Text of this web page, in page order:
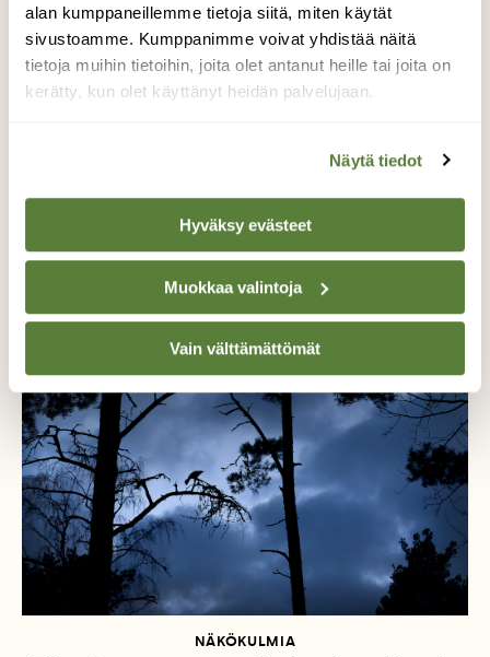
alan kumppaneillemme tietoja siitä, miten käytät
sivustoamme. Kumppanimme voivat yhdistää näitä
tietoja muihin tietoihin, joita olet antanut heille tai joita on
kerätty, kun olet käyttänyt heidän palvelujaan.
Näytä tiedot
Hyväksy evästeet
Muokkaa valintoja
Vain välttämättömät
Alk. 3 numeroa 23,40 €.
Tilaa nyt!
Lisää aiheesta
NÄKÖKULMIA